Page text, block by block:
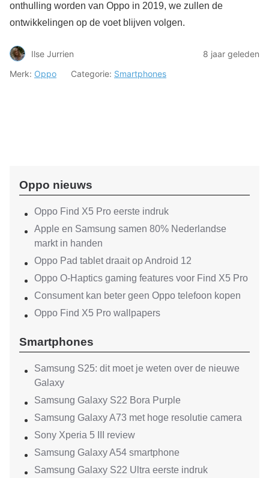
onthulling worden van Oppo in 2019, we zullen de
ontwikkelingen op de voet blijven volgen.
Ilse Jurrien
8 jaar geleden
Merk: Oppo Categorie: Smartphones
Oppo nieuws
Oppo Find X5 Pro eerste indruk
Apple en Samsung samen 80% Nederlandse
markt in handen
Oppo Pad tablet draait op Android 12
Oppo O-Haptics gaming features voor Find X5 Pro
Consument kan beter geen Oppo telefoon kopen
Oppo Find X5 Pro wallpapers
Smartphones
Samsung S25: dit moet je weten over de nieuwe
Galaxy
Samsung Galaxy S22 Bora Purple
Samsung Galaxy A73 met hoge resolutie camera
Sony Xperia 5 III review
Samsung Galaxy A54 smartphone
Samsung Galaxy S22 Ultra eerste indruk